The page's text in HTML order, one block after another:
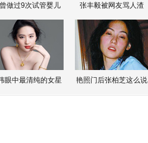
做过9次试管婴儿 张丰毅被网友骂人渣
眼中最清纯的女星 艳照门后张柏芝这么说